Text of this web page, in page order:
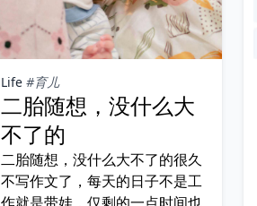
Life #育儿
二胎随想，没什么大
不了的
二胎随想，没什么大不了的很久
不写作文了，每天的日子不是工